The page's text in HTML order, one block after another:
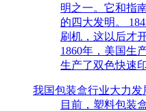
明之一。它和指
的四大发明。
刷机，这以后才
1860年，美国生
生产了双色快速
我国包装盒行业大力发
目前，塑料包装